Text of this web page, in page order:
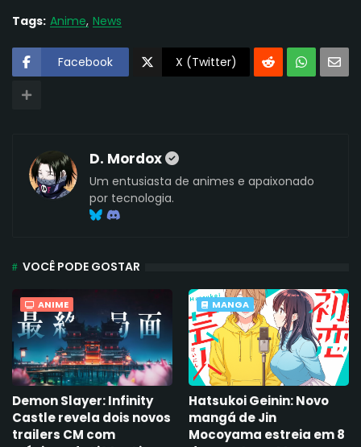
Tags: Anime News
Facebook X (Twitter)
D. Mordox
Um entusiasta de animes e apaixonado
por tecnologia.
VOCÊ PODE GOSTAR
ANIME
Demon Slayer: Infinity
Castle revela dois novos
trailers CM com
MANGA
Hatsukoi Geinin: Novo
mangá de Jin
Mocoyama estreia em 8